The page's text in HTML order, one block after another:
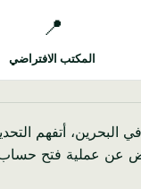
📍
المكتب الافتراضي
التجاري في البحرين،
عن عملية فتح